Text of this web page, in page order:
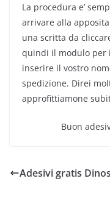
La procedura e’
arrivare alla
una scritta da
quindi il modulo per
inserire il vostro
spedizione. Direi
approfittiamone
Buon
Adesivi gratis